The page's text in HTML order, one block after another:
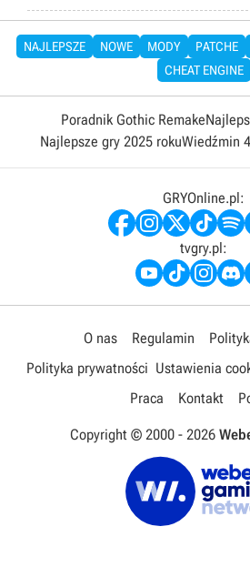
NAJLEPSZE NOWE MODY PATCHE
CHEAT ENGINE
Poradnik Gothic Remake
Najlepsze gry 2025 rokuWiedźmin 4
GRYOnline.pl:
tvgry.pl:
O nas Regulamin
Polityka prywatności Ustawienia
Praca
Kontakt
Copyright © 2000 - 2026